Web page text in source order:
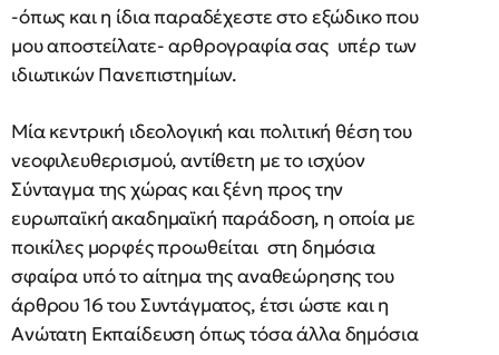
-όπως και η ίδια παραδέχεστε στο εξώδικο που
μου αποστείλατε- αρθρογραφία σας υπέρ των
ιδιωτικών Πανεπιστημίων.
Μία κεντρική ιδεολογική και πολιτική θέση του
νεοφιλευθερισμού, αντίθετη με το ισχύον
Σύνταγμα της χώρας και ξένη προς την
ευρωπαϊκή ακαδημαϊκή παράδοση, η οποία με
ποικίλες μορφές προωθείται στη δημόσια
σφαίρα υπό το αίτημα της αναθεώρησης του
άρθρου 16 του Συντάγματος, έτσι ώστε και η
Ανώτατη Εκπαίδευση όπως τόσα άλλα δημόσια